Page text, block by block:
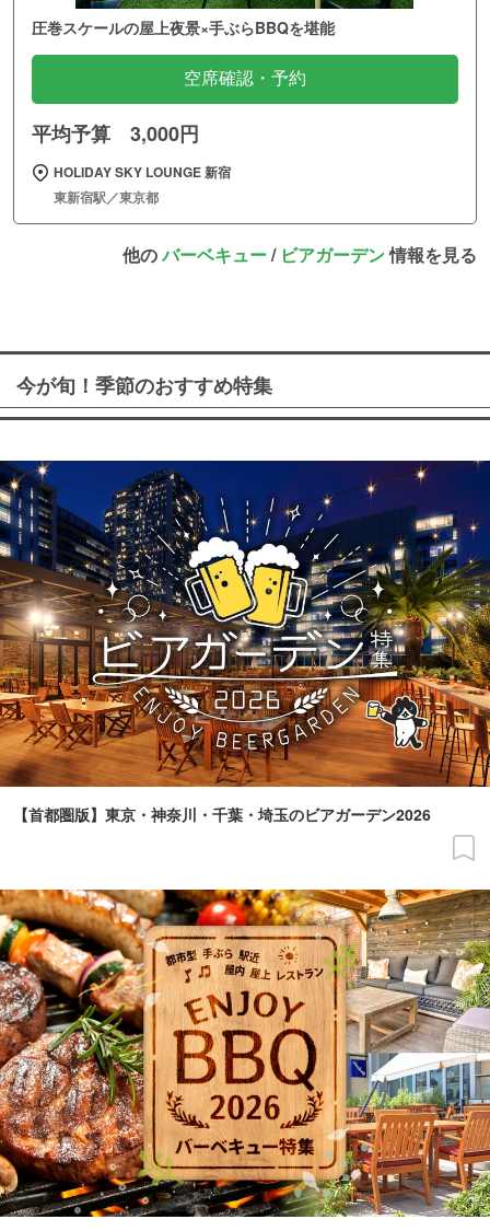
圧巻スケールの屋上夜景×手ぶらBBQを堪能
空席確認・予約
平均予算 3,000円
HOLIDAY SKY LOUNGE 新宿
東新宿駅／東京都
他のバーベキュー/ ビアガーデン情報を見る
今が旬！季節のおすすめ特集
【首都圏版】東京・神奈川・千葉・埼玉のビアガーデン2026